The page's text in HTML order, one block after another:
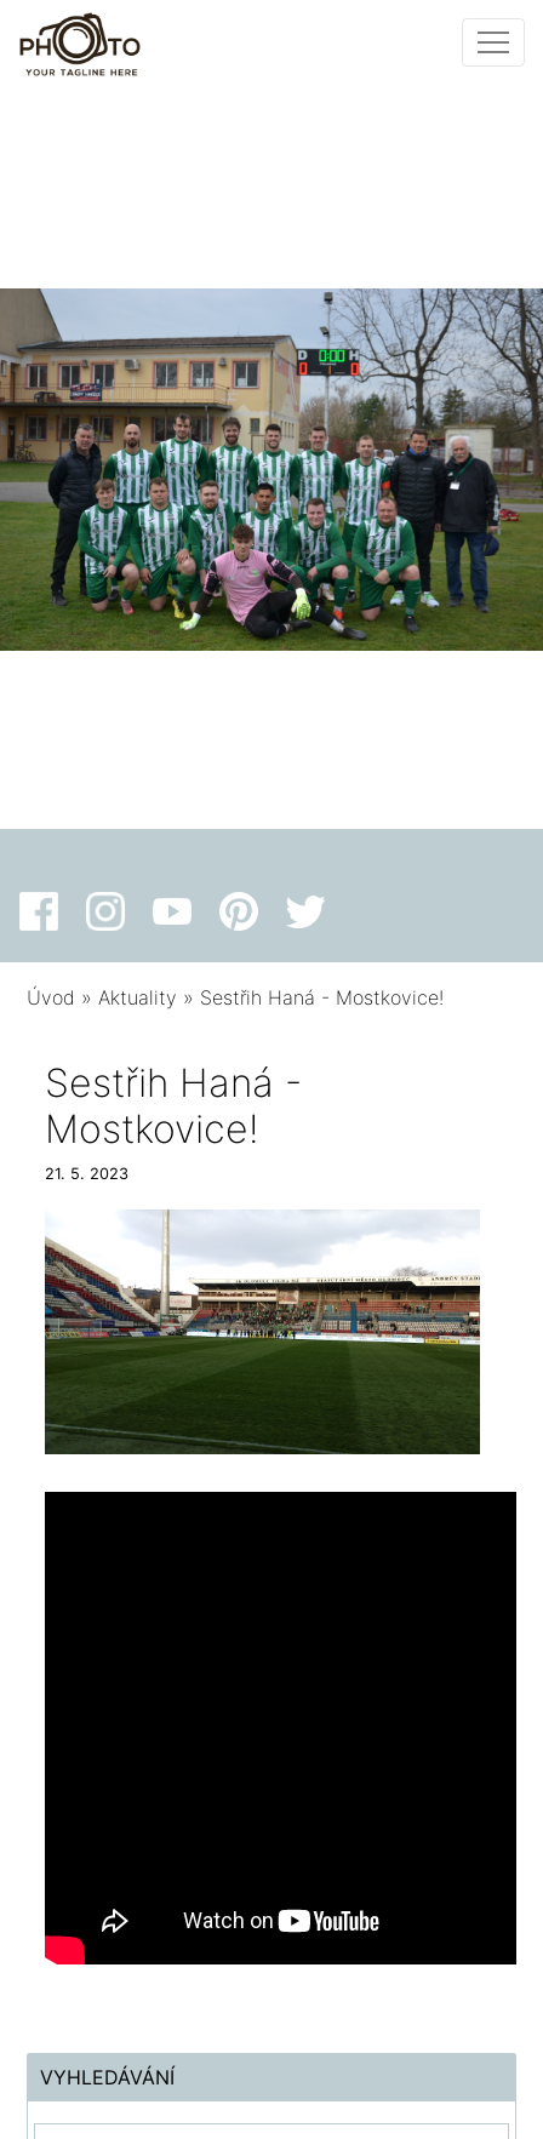
Úvod »Aktuality » Sestřih Haná - Mostkovice!
Sestřih Haná -
Mostkovice!
21. 5. 2023
VYHLEDÁVÁNÍ